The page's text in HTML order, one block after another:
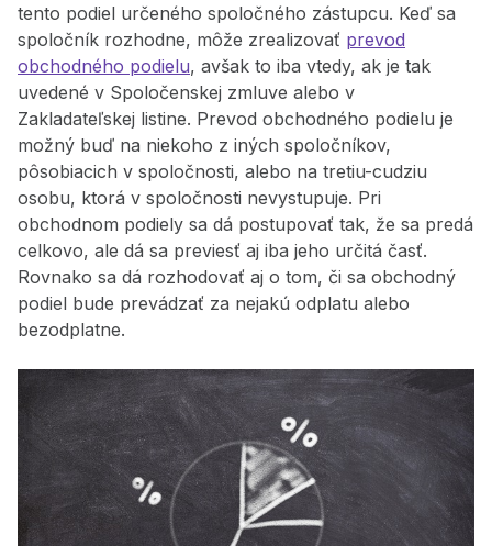
tento podiel určeného spoločného zástupcu. Keď sa
spoločník rozhodne, môže zrealizovať prevod
obchodného podielu, avšak to iba vtedy, ak je tak
uvedené v Spoločenskej zmluve alebo v
Zakladateľskej listine. Prevod obchodného podielu je
možný buď na niekoho z iných spoločníkov,
pôsobiacich v spoločnosti, alebo na tretiu-cudziu
osobu, ktorá v spoločnosti nevystupuje. Pri
obchodnom podiely sa dá postupovať tak, že sa predá
celkovo, ale dá sa previesť aj iba jeho určitá časť.
Rovnako sa dá rozhodovať aj o tom, či sa obchodný
podiel bude prevádzať za nejakú odplatu alebo
bezodplatne.